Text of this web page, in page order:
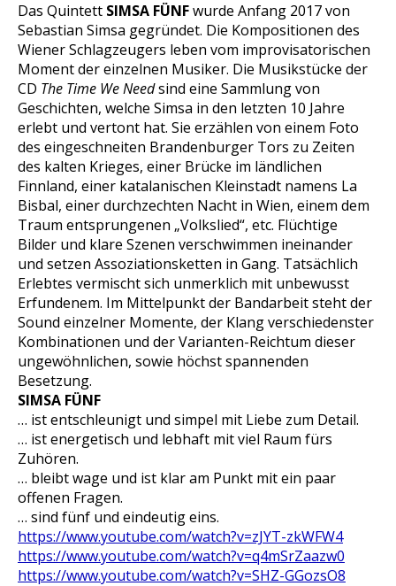
Das Quintett SIMSA FÜNFwurde Anfang 2017 von
Sebastian Simsa gegründet. Die Kompositionen des
Wiener Schlagzeugers leben vom improvisatorischen
Moment der einzelnen Musiker. Die Musikstücke der
CD The Time We Needsind eine Sammlung von
Geschichten, welche Simsa in den letzten 10 Jahre
erlebt und vertont hat. Sie erzählen von einem Foto
des eingeschneiten Brandenburger Tors zu Zeiten
des kalten Krieges, einer Brücke im ländlichen
Finnland, einer katalanischen Kleinstadt namens La
Bisbal, einer durchzechten Nacht in Wien, einem dem
Traum entsprungenen „Volkslied“, etc. Flüchtige
Bilder und klare Szenen verschwimmen ineinander
und setzen Assoziationsketten in Gang. Tatsächlich
Erlebtes vermischt sich unmerklich mit unbewusst
Erfundenem. Im Mittelpunkt der Bandarbeit steht der
Sound einzelner Momente, der Klang verschiedenster
Kombinationen und der Varianten-Reichtum dieser
ungewöhnlichen, sowie höchst spannenden
Besetzung.
SIMSA FÜNF
… ist entschleunigt und simpel mit Liebe zum Detail.
… ist energetisch und lebhaft mit viel Raum fürs
Zuhören.
… bleibt wage und ist klar am Punkt mit ein paar
offenen Fragen.
… sind fünf und eindeutig eins.
https://www.youtube.com/watch?v=zJYT-zkWFW4
https://www.youtube.com/watch?v=q4mSrZaazw0
https://www.youtube.com/watch?v=SHZ-GGozsO8